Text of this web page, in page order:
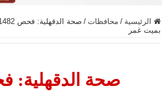
الرئيسية / محافظات /
بميت غمر